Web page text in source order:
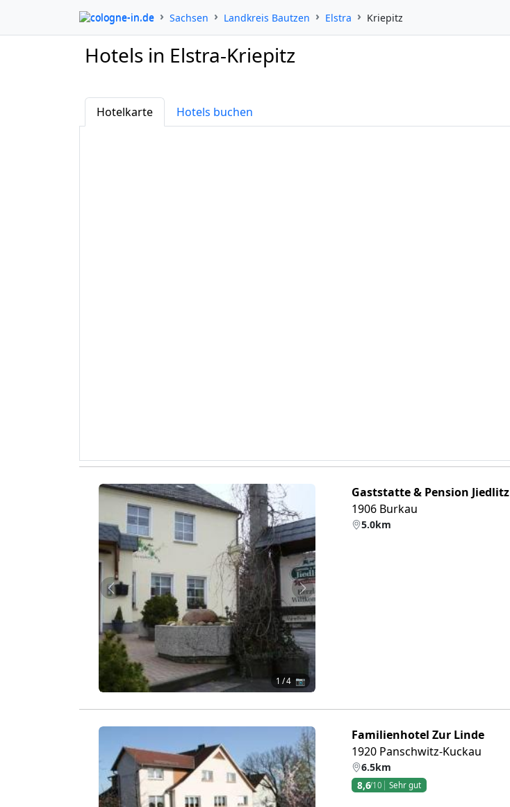
cologne-in.de Sachsen Landkreis Bautzen Elstra Kriepitz
Hotels in Elstra-Kriepitz
Hotelkarte Hotels buchen
Zurück Weiter
1 / 4 📷
Gaststatte & Pension Jiedlitz
1906 Burkau
5.0km
Familienhotel Zur Linde
1920 Panschwitz-Kuckau
6.5km
8,6/10 Sehr gut